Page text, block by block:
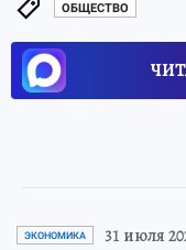
ОБЩЕСТВО
ЭКОНОМИКА 31 июля